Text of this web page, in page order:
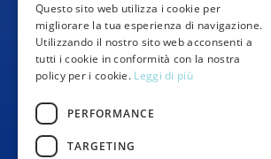
Informativa Privacy
Whistleblowing
Questo sito web utilizza i cookie per
migliorare la tua esperienza di navigazione.
Utilizzando il nostro sito web acconsenti a
tutti i cookie in conformità con la nostra
policy per i cookie. Leggi di più
PERFORMANCE
TARGETING